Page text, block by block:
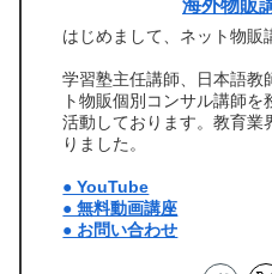
海外物販
はじめまして、ネット物販
学習塾主任講師、日本語教
ト物販個別コンサル講師
活動しております。教育業
りました。
● YouTube
● 無料動画講座
● お問い合わせ